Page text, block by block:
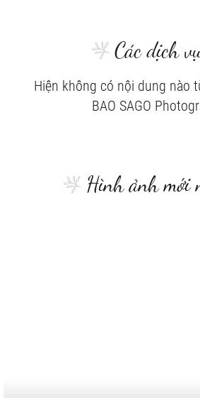
Các dịch
Hiện không có nội dung nào
BAO SAGO
Hình ảnh mới